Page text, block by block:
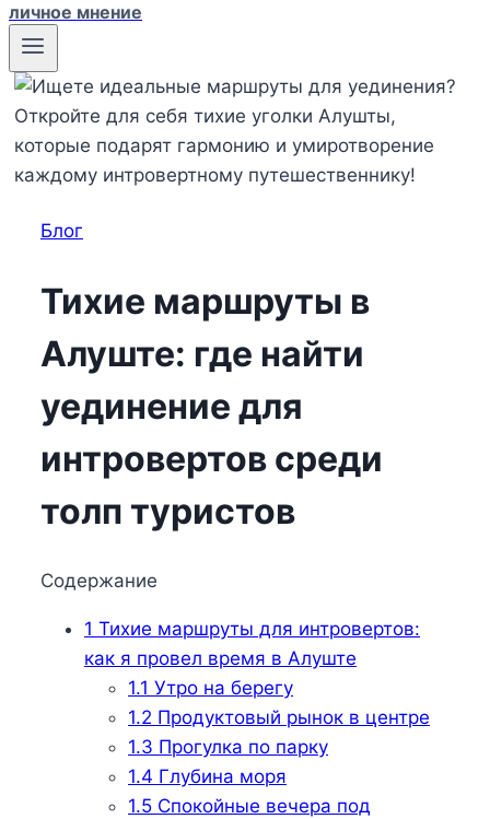
личное мнение
Блог
Тихие маршруты в
Алуште: где найти
уединение для
интровертов среди
толп туристов
Содержание
1 Тихие маршруты для интровертов:
как я провел время в Алуште
1.1 Утро на берегу
1.2 Продуктовый рынок в центре
1.3 Прогулка по парку
1.4 Глубина моря
1.5 Спокойные вечера под